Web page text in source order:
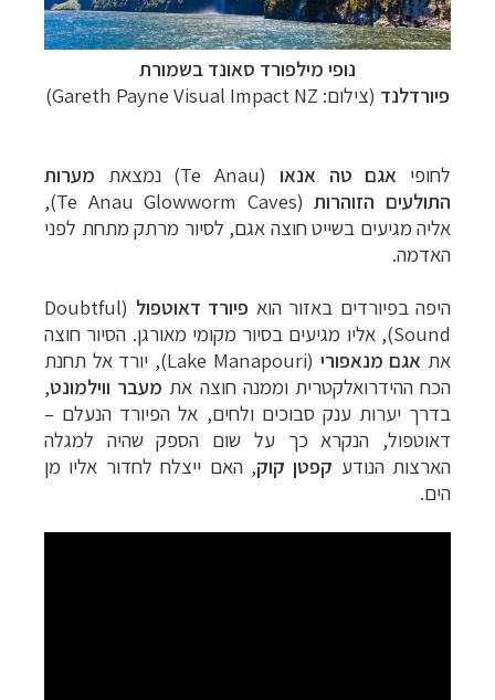
נופי מילפורד סאונד בשמורת
פיורדלנד (צילום: Gareth Payne Visual Impact NZ
)
לחופי אגם טה אנאו (
Te Anau) נמצאת מערות
התולעים הזוהרות(
Te Anau Glowworm Caves
),
אליה מגיעים בשייט חוצה אגם, לסיור מרתק מתחת לפני
האדמה.
היפה בפיורדים באזור הוא פיורד דאוטפול (
Doubtful
Sound), אליו מגיעים בסיור מקומי מאורגן. הסיור חוצה
את אגם מנאפורי (
Lake Manapouri), יורד אל תחנת
הכח ההידרואלקטרית וממנה חוצה את מעבר ווילמונט,
בדרך יערות ענק סבוכים ולחים, אל הפיורד הנעלם –
דאוטפול, הנקרא כך על שום הספק שהיה למגלה
הארצות הנודע קפטן קוק, האם ייצלח לחדור אליו מן
הים.